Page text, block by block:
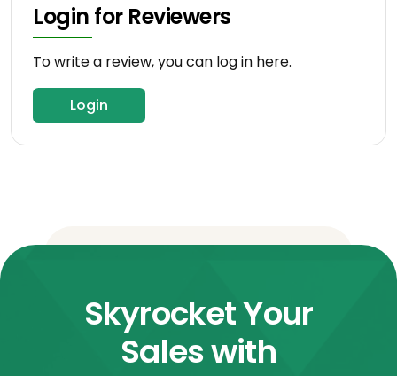
Login for Reviewers
To write a review, you can log in here.
Login
Skyrocket Your
Sales with